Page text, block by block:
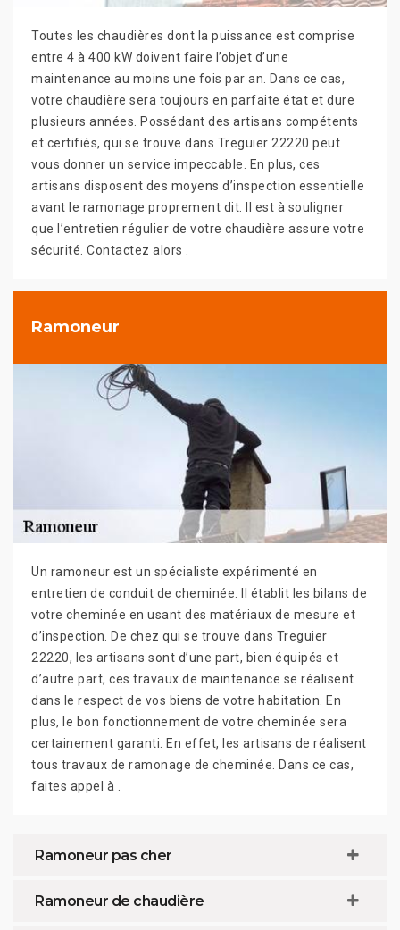
Toutes les chaudières dont la puissance est comprise
entre 4 à 400 kW doivent faire l’objet d’une
maintenance au moins une fois par an. Dans ce cas,
votre chaudière sera toujours en parfaite état et dure
plusieurs années. Possédant des artisans compétents
et certifiés, qui se trouve dans Treguier 22220 peut
vous donner un service impeccable. En plus, ces
artisans disposent des moyens d’inspection essentielle
avant le ramonage proprement dit. Il est à souligner
que l’entretien régulier de votre chaudière assure votre
sécurité. Contactez alors .
Ramoneur
Un ramoneur est un spécialiste expérimenté en
entretien de conduit de cheminée. Il établit les bilans de
votre cheminée en usant des matériaux de mesure et
d’inspection. De chez qui se trouve dans Treguier
22220, les artisans sont d’une part, bien équipés et
d’autre part, ces travaux de maintenance se réalisent
dans le respect de vos biens de votre habitation. En
plus, le bon fonctionnement de votre cheminée sera
certainement garanti. En effet, les artisans de réalisent
tous travaux de ramonage de cheminée. Dans ce cas,
faites appel à .
Ramoneur pas cher
Ramoneur de chaudière